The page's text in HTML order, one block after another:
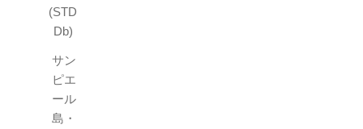
(STD
Db)
サン
ピエ
ール
島・